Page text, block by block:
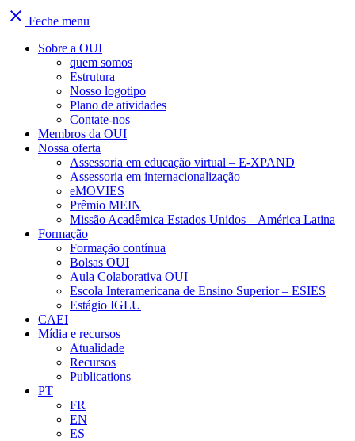
close Feche menu
Sobre a OUI
quem somos
Estrutura
Nosso logotipo
Plano de atividades
Contate-nos
Membros da OUI
Nossa oferta
Assessoria em educação virtual – E-XPAND
Assessoria em internacionalização
eMOVIES
Prêmio MEIN
Missão Acadêmica Estados Unidos – América Latina
Formação
Formação contínua
Bolsas OUI
Aula Colaborativa OUI
Escola Interamericana de Ensino Superior – ESIES
Estágio IGLU
CAEI
Mídia e recursos
Atualidade
Recursos
Publications
PT
FR
EN
ES